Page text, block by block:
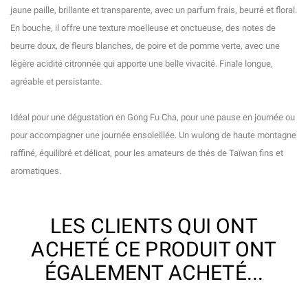
jaune paille, brillante et transparente, avec un parfum frais, beurré et floral.
En bouche, il offre une texture moelleuse et onctueuse, des notes de
beurre doux, de fleurs blanches, de poire et de pomme verte, avec une
légère acidité citronnée qui apporte une belle vivacité. Finale longue,
agréable et persistante.
Idéal pour une dégustation en Gong Fu Cha, pour une pause en journée ou
pour accompagner une journée ensoleillée. Un wulong de haute montagne
raffiné, équilibré et délicat, pour les amateurs de thés de Taïwan fins et
aromatiques.
LES CLIENTS QUI ONT
ACHETÉ CE PRODUIT ONT
ÉGALEMENT ACHETÉ...